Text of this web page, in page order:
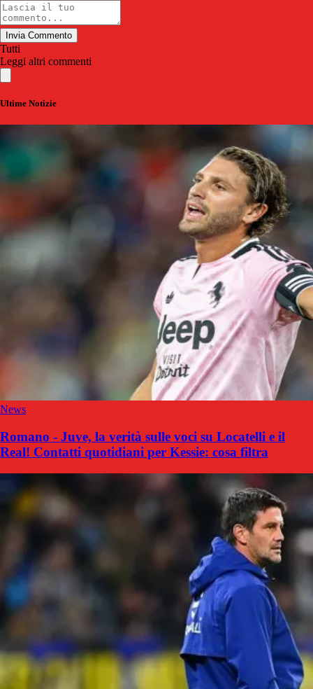
Invia Commento
Tutti
Leggi altri commenti
Ultime Notizie
News
Romano - Juve, la verità sulle voci su Locatelli e il
Real! Contatti quotidiani per Kessie: cosa filtra